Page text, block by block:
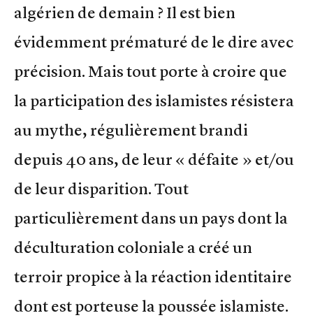
algérien de demain ? Il est bien
évidemment prématuré de le dire avec
précision. Mais tout porte à croire que
la participation des islamistes résistera
au mythe, régulièrement brandi
depuis 40 ans, de leur « défaite » et/ou
de leur disparition. Tout
particulièrement dans un pays dont la
déculturation coloniale a créé un
terroir propice à la réaction identitaire
dont est porteuse la poussée islamiste.